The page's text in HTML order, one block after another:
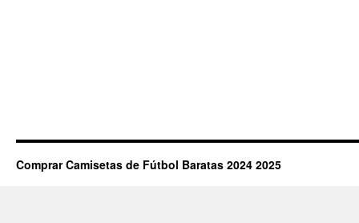
Comprar Camisetas de Fútbol Baratas 2024 2025